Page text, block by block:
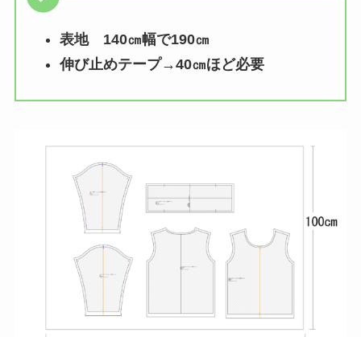
表地 140㎝幅で190㎝
伸び止めテープ→40㎝ほど必要